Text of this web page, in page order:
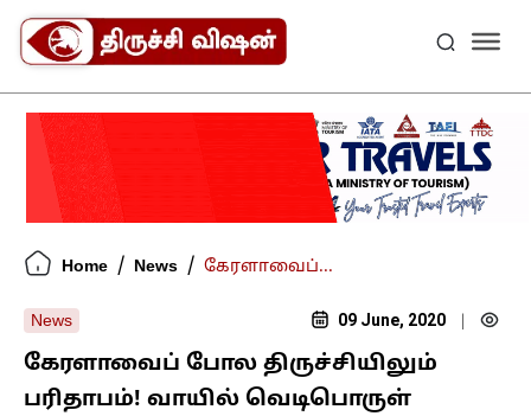
Home / News / கேரளாவைப்...
News 09 June, 2020
கேரளாவைப் போல திருச்சியிலும்
பரிதாபம்! வாயில் வெடிபொருள்